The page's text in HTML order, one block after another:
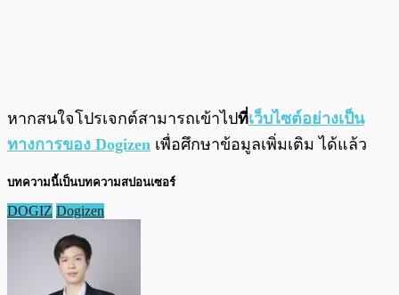
หากสนใจโปรเจกต์สามารถเข้าไปที่เว็บไซต์อย่างเป็น
ทางการของ Dogizen เพื่อศึกษาข้อมูลเพิ่มเติม ได้แล้ว
บทความนี้เป็นบทความสปอนเซอร์
DOGIZ Dogizen